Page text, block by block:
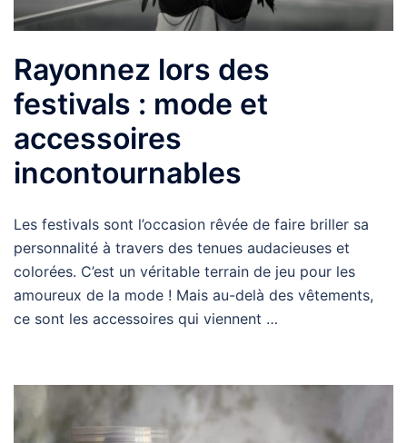
Rayonnez lors des
festivals : mode et
accessoires
incontournables
Les festivals sont l’occasion rêvée de faire briller sa
personnalité à travers des tenues audacieuses et
colorées. C’est un véritable terrain de jeu pour les
amoureux de la mode ! Mais au-delà des vêtements,
ce sont les accessoires qui viennent …